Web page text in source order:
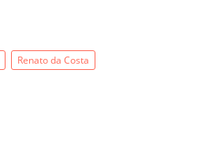
Renato da Costa